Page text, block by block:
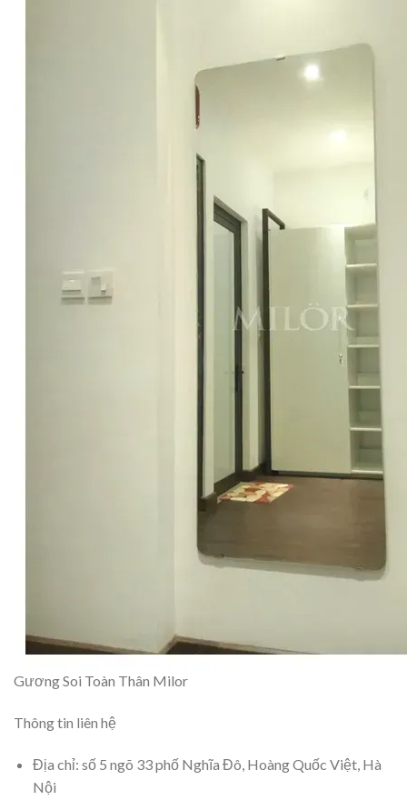
Gương Soi Toàn Thân Milor
Thông tin liên hệ
Địa chỉ: số 5 ngõ 33 phố Nghĩa Đô, Hoàng Quốc Việt, Hà
Nội